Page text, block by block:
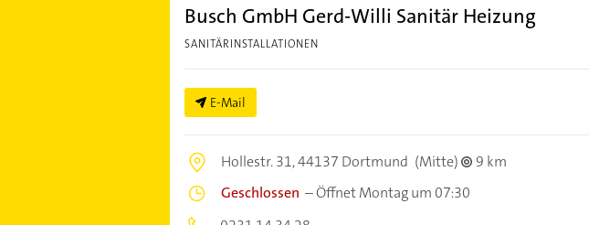
Busch GmbH Gerd-Willi Sanitär Heizung
SANITÄRINSTALLATIONEN
E-Mail
Hollestr. 31,44137 Dortmund (Mitte)
9 km
Geschlossen –Öffnet Montag um 07:30